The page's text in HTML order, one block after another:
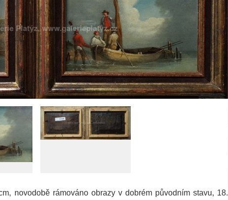
novodobě rámováno obrazy v dobrém původním stavu, 18.